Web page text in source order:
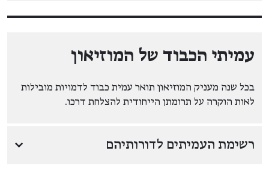
עמיתי הכבוד של המוזיאון
בכל שנה מעניק המוזיאון תואר עמית כבוד לדמויות מובילות
לאות הוקרה על תרומתן הייחודית להצלחת דרכו.
רשימת העמיתים לדורותיהם ↓